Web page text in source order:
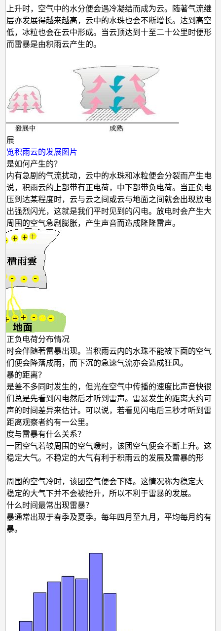
上升时，空气中的水分便会遇冷凝结而成为云。随著气流继
层亦发展得越来越高，云中的水珠也会不断增长。达到高空
低，冰粒也会在云中形成。当云顶达到十至二十公里时便形
而雷暴是由积雨云产生的。
展
览积雨云的发展图片
是如何产生的？
内有急剧的气流扰动，云中的水珠和冰粒便会分裂而产生电
说，积雨云的上部带有正电荷，中下部带负电荷。当正负电
压到达某程度时，云与云之间或云与地面之间就会出现放电
出强烈闪光，这就是我们平时见到的闪电。放电时会产生大
周围的空气急剧膨胀，产生声音而造成隆隆雷声。
正负电荷分布情况
时会伴随著雷暴出现。当积雨云内的水珠不能被下面的空气
们便会降落成雨，而下沉的急速气流亦会造成狂风。
暴的距离？
是差不多同时发生的，但光在空气中传播的速度比声音快很
们总是先看到闪电然后才听到雷声。雷暴发生的距离大约可
声的时间差异来估计。可以说，若看见闪电后三秒才听到雷
距离观察者约有一公里。
度与雷暴有什么关系？
一团空气若较周围的空气暖时，该团空气便会不断上升。这
稳定大气。不稳定的大气有利于积雨云的发展及雷暴的形
周围的空气冷时，该团空气便会下降。这情况称为稳定大
稳定的大气下并不会被抬升，所以不利于雷暴的发展。
什么时间最常出现雷暴？
暴通常出现于春季及夏季。每年四月至九月，平均每月约有
暴。